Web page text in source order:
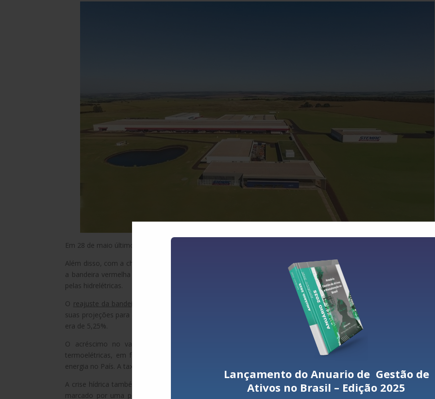
Lançamento do Anuario de Gestão de
Ativos no Brasil – Edição 2025
Em 28 de maio último, parte do País ficou sem energia por conta de um problema causado pela usina de Belo Monte.
Além disso, com a chegada do inverno e um período seco mais rigoroso, a agência reguladora do setor precisou
a bandeira vermelha patamar 2, uma vez que o cenário de reservatórios reduzidos desfavorece a produção de
pelas hidrelétricas.
O reajuste da bandeira tarifária, Agência Nacional de Energia Elétrica (Aneel)
suas projeções para a inflação em 2021. As estimativas passaram a variar entre 6% e 6,71%, acima do teto da meta,
era de 5,25%.
O acréscimo no valor da conta de luz será usado para bancar os custos com a maior utilização das
termoelétricas, em função da baixa recorde dos reservatórios de água e do risco de um novo
energia no País. A taxa extra cobrada passou de R﹩ 6,24 para R﹩ 9,49 a cada 100 quilowatts-hora (kWh) consumidos.
A crise hídrica também trouxe de volta ao vocabulário dos brasileiros termos que estavam em desuso desde 2001,
marcado por uma política de redução compulsória do consumo de energia elétrica, imposta pelo governo